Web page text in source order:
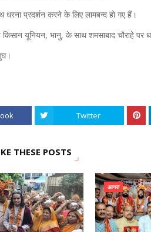
धरना प्रदर्शन करने के लिए लामबन्द हो गए हैं।
यूनियन, भानु, के साथ शमसाबाद चौराहे पर
Twitter
THESE POSTS
आगरा